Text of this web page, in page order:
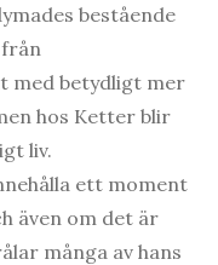
bestående
med betydligt mer
hos Ketter blir
liv.
ett moment
även om det är
många av hans